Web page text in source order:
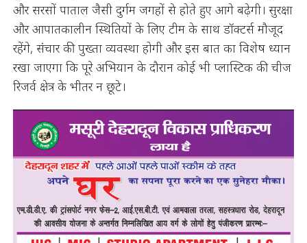
और सरसों पाताल जैसी दुर्गम जगहों से होते हुए आगे बढ़ेगी। सुरक्षा
और आपातकालीन स्थितियों के लिए टीम के साथ डॉक्टर्स मौजूद
रहेंगे, संचार की पुख्ता व्यवस्था होगी और इस बात का विशेष ध्यान
रखा जाएगा कि पूरे अभियान के दौरान कोई भी प्लास्टिक की चीज
रिजर्व क्षेत्र के भीतर न छूटे।